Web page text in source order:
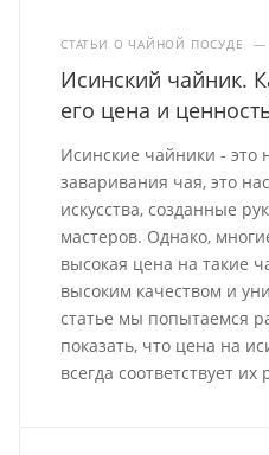
СТАТЬИ О ЧАЙНОЙ ПОСУДЕ —
Исинский чайник.
его цена и
Исинские чайники - это
заваривания чая, это
искусства, созданные
мастеров. Однако,
высокая цена на такие
высоким качеством и
статье мы попытаемся
показать, что цена на
всегда соответствует